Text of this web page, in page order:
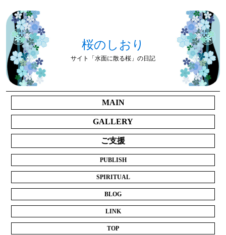
桜のしおり
サイト「水面に散る桜」の日記
MAIN
GALLERY
ご支援
PUBLISH
SPIRITUAL
BLOG
LINK
TOP